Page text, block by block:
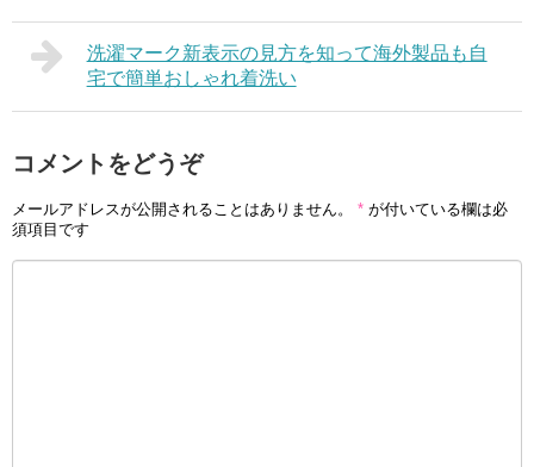
洗濯マーク新表示の見方を知って海外製品も自
宅で簡単おしゃれ着洗い
コメントをどうぞ
メールアドレスが公開されることはありません。 * が付いている欄は必
須項目です